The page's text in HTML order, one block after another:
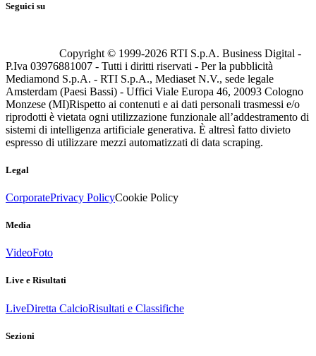
Seguici su
Copyright © 1999-2026 RTI S.p.A. Business Digital -
P.Iva 03976881007 - Tutti i diritti riservati - Per la pubblicità
Mediamond S.p.A. - RTI S.p.A., Mediaset N.V., sede legale
Amsterdam (Paesi Bassi) - Uffici Viale Europa 46, 20093 Cologno
Monzese (MI)Rispetto ai contenuti e ai dati personali trasmessi e/o
riprodotti è vietata ogni utilizzazione funzionale all’addestramento di
sistemi di intelligenza artificiale generativa. È altresì fatto divieto
espresso di utilizzare mezzi automatizzati di data scraping.
Legal
CorporatePrivacy PolicyCookie Policy
Media
VideoFoto
Live e Risultati
LiveDiretta CalcioRisultati e Classifiche
Sezioni